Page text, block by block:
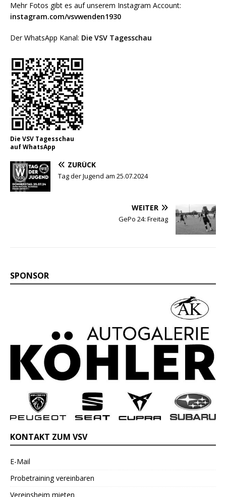
Mehr Fotos gibt es auf unserem Instagram Account:
instagram.com/vsvwenden1930
Der WhatsApp Kanal: Die VSV Tagesschau
Die VSV Tagesschau
auf WhatsApp
ZURÜCK
Tag der Jugend am 25.07.2024
WEITER
GePo 24: Freitag
SPONSOR
KONTAKT ZUM VSV
E-Mail
Probetraining vereinbaren
Vereinsheim mieten